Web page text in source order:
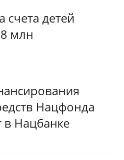
детей
млн
Нацфонда
в Нацбанке